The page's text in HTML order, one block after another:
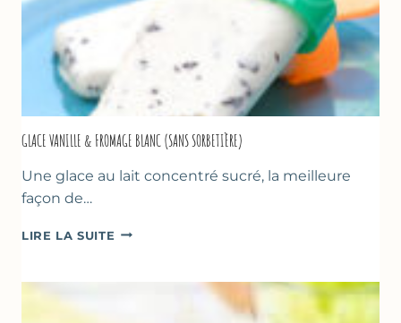
GLACE VANILLE & FROMAGE BLANC (SANS SORBETIÈRE)
Une glace au lait concentré sucré, la meilleure
façon de…
LIRE LA SUITE GLACE